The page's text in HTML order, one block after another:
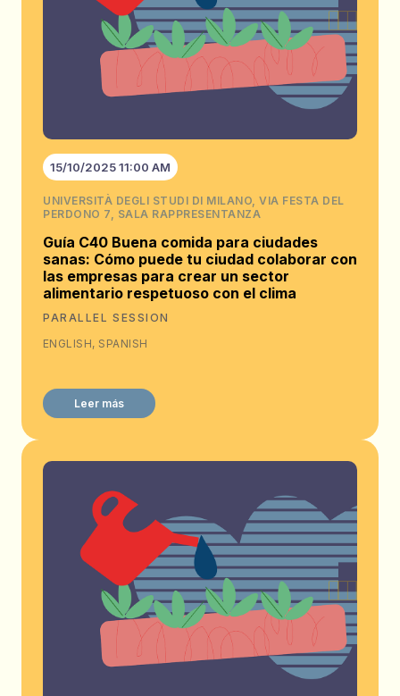
15/10/2025 11:00 AM
UNIVERSITÀ DEGLI STUDI DI MILANO, VIA FESTA DEL
PERDONO 7, SALA RAPPRESENTANZA
Guía C40 Buena comida para ciudades
sanas: Cómo puede tu ciudad colaborar con
las empresas para crear un sector
alimentario respetuoso con el clima
PARALLEL SESSION
ENGLISH, SPANISH
Leer más